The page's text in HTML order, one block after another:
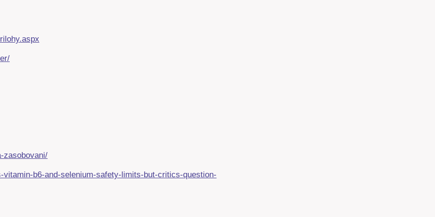
zasobovani/
b6-and-selenium-safety-limits-but-critics-question-